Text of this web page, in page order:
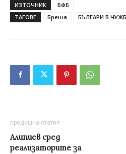
ИЗТОЧНИК
БФБ
ТАГОВЕ
Бреша БЪЛГАРИ В
предишна статия
Алипиев сред
реализаторите за